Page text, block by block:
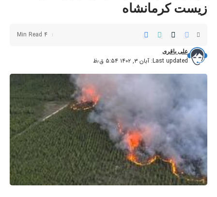
زیست کرمانشاه
Last updated: آبان ۳, ۱۴۰۲ ۵:۵۴ ق٫ظ
علی باقری
4 Min Read